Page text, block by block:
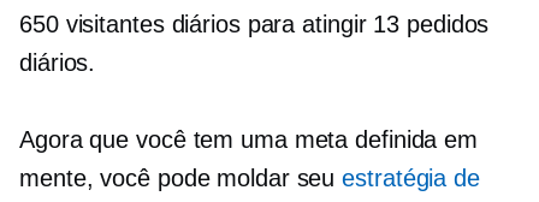
650 visitantes diários para atingir 13 pedidos
diários.
Agora que você tem uma meta definida em
mente, você pode moldar seuestratégia de